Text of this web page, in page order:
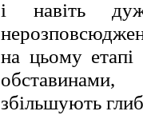
і навіть
на цьому етапі
збільшують